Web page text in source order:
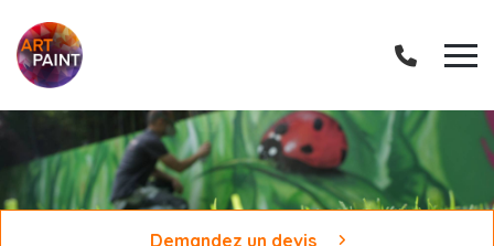
Demandez un devis